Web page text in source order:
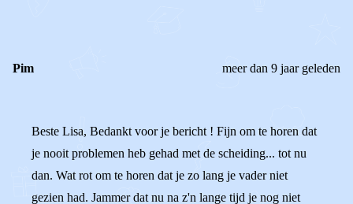
Pim meer dan 9 jaar geleden
Beste Lisa, Bedankt voor je bericht ! Fijn om te horen dat
je nooit problemen heb gehad met de scheiding... tot nu
dan. Wat rot om te horen dat je zo lang je vader niet
gezien had. Jammer dat nu na z'n lange tijd je nog niet